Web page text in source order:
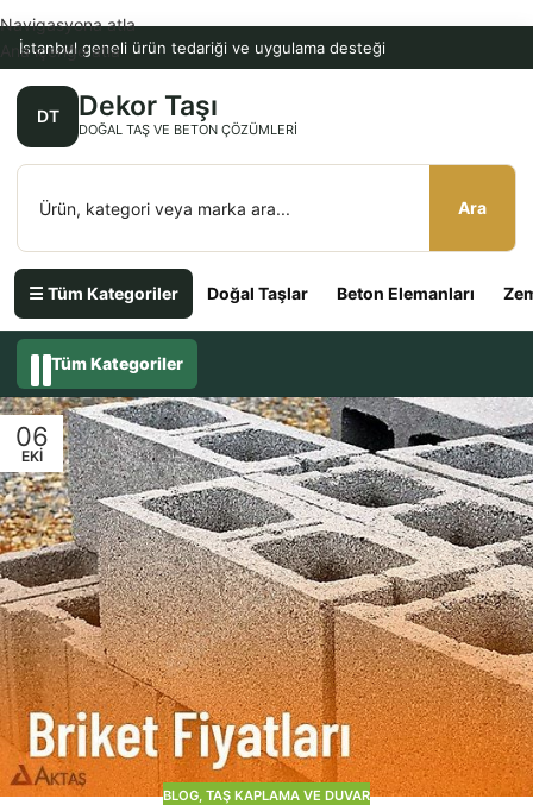
İstanbul geneli ürün tedariği ve uygulama desteği
DT Dekor Taşı
DOĞAL TAŞ VE BETON ÇÖZÜMLERI
Ara
☰ Tüm Kategoriler Doğal Taşlar Beton Elemanları
Navigasyona atla
Ana içeriğe atla
Tüm Kategoriler
06
EKI
BLOG TAŞ KAPLAMA VE DUVAR